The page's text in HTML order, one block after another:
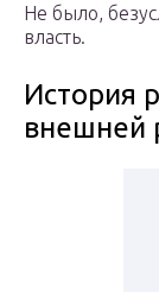
Не было,
власть.
История
внешней